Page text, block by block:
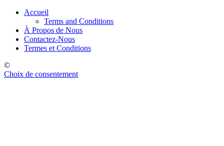
Accueil
Terms and Conditions
À Propos de Nous
Contactez-Nous
Termes et Conditions
©
Choix de consentement